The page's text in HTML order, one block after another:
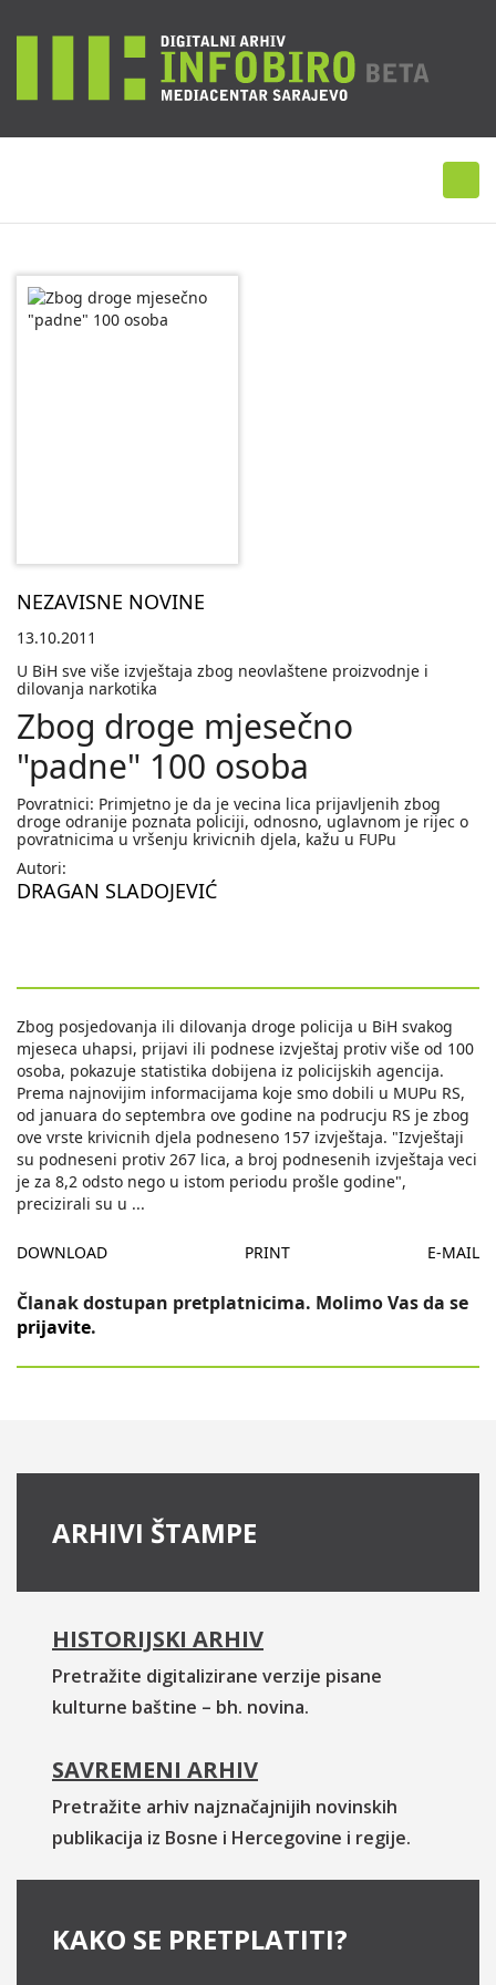
NEZAVISNE NOVINE
13.10.2011
U BiH sve više izvještaja zbog neovlaštene proizvodnje i
dilovanja narkotika
Zbog droge mjesečno
"padne" 100 osoba
Povratnici: Primjetno je da je vecina lica prijavljenih zbog
droge odranije poznata policiji, odnosno, uglavnom je rijec o
povratnicima u vršenju krivicnih djela, kažu u FUPu
Autori:
DRAGAN SLADOJEVIĆ
Zbog posjedovanja ili dilovanja droge policija u BiH svakog
mjeseca uhapsi, prijavi ili podnese izvještaj protiv više od 100
osoba, pokazuje statistika dobijena iz policijskih agencija.
Prema najnovijim informacijama koje smo dobili u MUPu RS,
od januara do septembra ove godine na podrucju RS je zbog
ove vrste krivicnih djela podneseno 157 izvještaja. "Izvještaji
su podneseni protiv 267 lica, a broj podnesenih izvještaja veci
je za 8,2 odsto nego u istom periodu prošle godine",
precizirali su u ...
DOWNLOAD PRINT E-MAIL
Članak dostupan pretplatnicima. Molimo Vas da se
prijavite.
ARHIVI ŠTAMPE
HISTORIJSKI ARHIV
Pretražite digitalizirane verzije pisane
kulturne baštine – bh. novina.
SAVREMENI ARHIV
Pretražite arhiv najznačajnijih novinskih
publikacija iz Bosne i Hercegovine i regije.
KAKO SE PRETPLATITI?